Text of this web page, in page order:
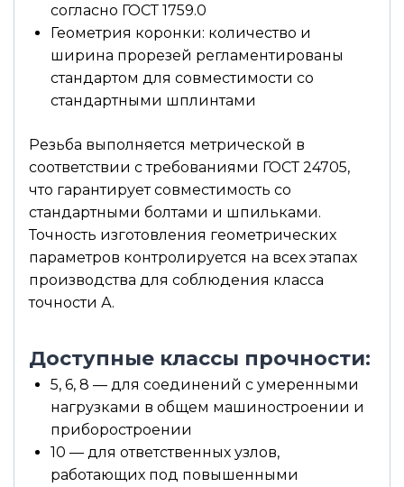
согласно ГОСТ 1759.0
Геометрия коронки: количество и
ширина прорезей регламентированы
стандартом для совместимости со
стандартными шплинтами
Резьба выполняется метрической в
соответствии с требованиями ГОСТ 24705,
что гарантирует совместимость со
стандартными болтами и шпильками.
Точность изготовления геометрических
параметров контролируется на всех этапах
производства для соблюдения класса
точности А.
Доступные классы прочности:
5, 6, 8 — для соединений с умеренными
нагрузками в общем машиностроении и
приборостроении
10 — для ответственных узлов,
работающих под повышенными